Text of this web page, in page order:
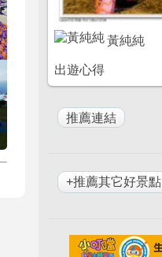
黃純純
出遊心得
+推薦其它好景點